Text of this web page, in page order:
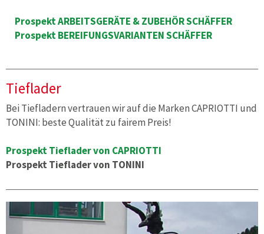
Prospekt ARBEITSGERÄTE & ZUBEHÖR SCHÄFFER
Prospekt BEREIFUNGSVARIANTEN SCHÄFFER
Tieflader
Bei Tiefladern vertrauen wir auf die Marken CAPRIOTTI und
TONINI: beste Qualität zu fairem Preis!
Prospekt Tieflader von CAPRIOTTI
Prospekt Tieflader von TONINI